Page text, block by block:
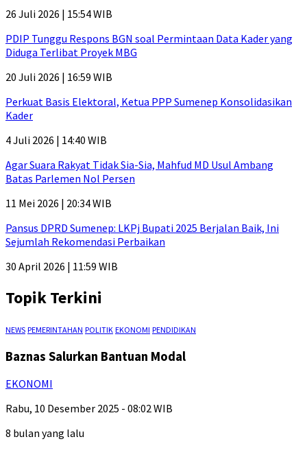
26 Juli 2026 | 15:54 WIB
PDIP Tunggu Respons BGN soal Permintaan Data Kader yang
Diduga Terlibat Proyek MBG
20 Juli 2026 | 16:59 WIB
Perkuat Basis Elektoral, Ketua PPP Sumenep Konsolidasikan
Kader
4 Juli 2026 | 14:40 WIB
Agar Suara Rakyat Tidak Sia-Sia, Mahfud MD Usul Ambang
Batas Parlemen Nol Persen
11 Mei 2026 | 20:34 WIB
Pansus DPRD Sumenep: LKPj Bupati 2025 Berjalan Baik, Ini
Sejumlah Rekomendasi Perbaikan
30 April 2026 | 11:59 WIB
Topik Terkini
NEWS PEMERINTAHAN POLITIK EKONOMI PENDIDIKAN
Baznas Salurkan Bantuan Modal
EKONOMI
Rabu, 10 Desember 2025 - 08:02 WIB
8 bulan yang lalu